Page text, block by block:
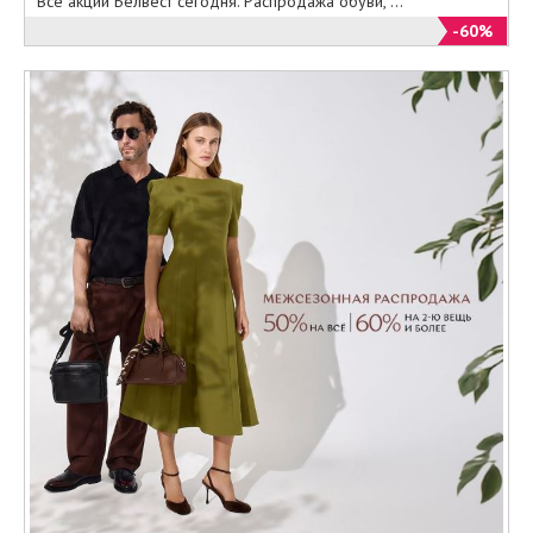
предыдущих сезонов,
предлагаемые с весьма
значительными скидками.
Акция магазина Снеговик. Скидки
Что касается скидок и акций, то
их в розничных магазинах
Москвы Снеговик и в интернет-
магазине предостаточно. Как мы
уже указывали выше, покупатели
всегда могут выбрать стильные и
качественные модели,
оставшиеся не распроданными в
предыдущих коллекциях, со
скидками в 50% и более. Такие
распродажи проводятся не
только по окончании сезона. На
модели из новых коллекций
также предлагаются скидки. Вы
можете купить самую последнюю
-60%